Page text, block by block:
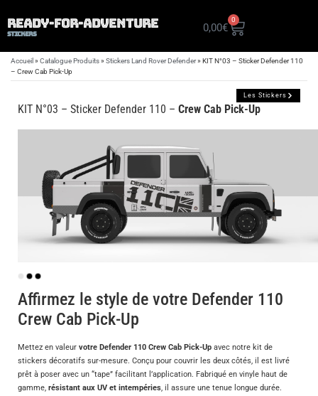
READY-FOR-ADVENTURE
STICKERS
0,00€
0
Accueil » Catalogue Produits» Stickers Land Rover Defender» KIT N°03 – Sticker Defender 110
– Crew Cab Pick-Up
KIT N°03 – Sticker Defender 110 – Crew Cab Pick-Up
Les Stickers
Affirmez le style de votre Defender 110
Crew Cab Pick-Up
Mettez en valeur votre Defender 110 Crew Cab Pick-Up avec notre kit de
stickers décoratifs sur-mesure. Conçu pour couvrir les deux côtés, il est livré
prêt à poser avec un “tape” facilitant l’application. Fabriqué en vinyle haut de
gamme, résistant aux UV et intempéries, il assure une tenue longue durée.